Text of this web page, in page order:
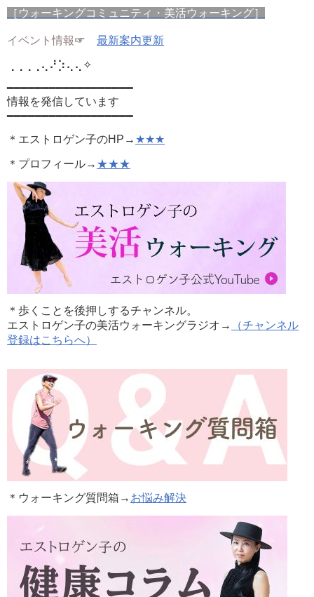
［ウォーキングコミュニティ・美活ウォーキング］
イベント情報☞ 最新案内更新
⢀⢀⢀⢀⢄⠜⡱⢄⢄ ✧
━━━━━━━━━━━━━━━━━━
情報を発信しています
━━━━━━━━━━━━━━━━━━
＊エストロゲン子のHP→ ★★★
＊プロフィール→ ★★★
＊歩くことを後押しするチャンネル。
エストロゲン子の美活ウォーキングラジオ→
（チャンネル
登録はこちらへ）
＊ウォーキング質問箱→ お悩み解決